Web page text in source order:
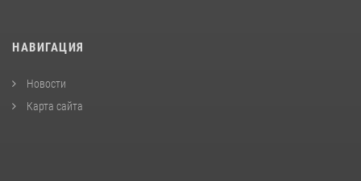
НАВИГАЦИЯ
Новости
Карта сайта